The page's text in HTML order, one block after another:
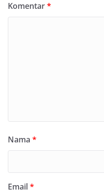
Komentar*
Nama *
Email*